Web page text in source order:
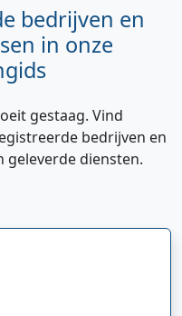
bedrijven en
in onze
gestaag. Vind
bedrijven en
geleverde diensten.